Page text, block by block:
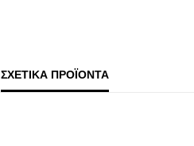
ΣΧΕΤΙΚΆ ΠΡΟΪΌΝΤΑ